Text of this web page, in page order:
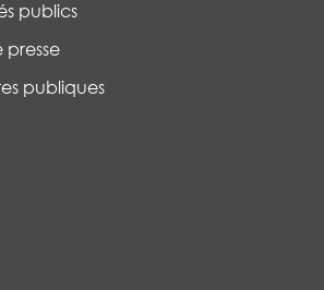
publics
presse
publiques